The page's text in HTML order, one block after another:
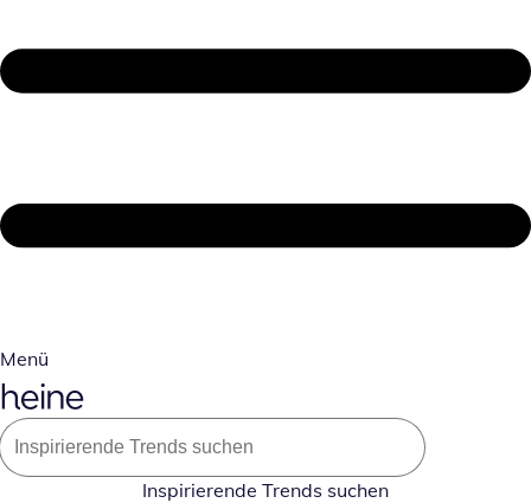
Menü
Inspirierende Trends suchen